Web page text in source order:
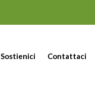
Sostienici Contattaci